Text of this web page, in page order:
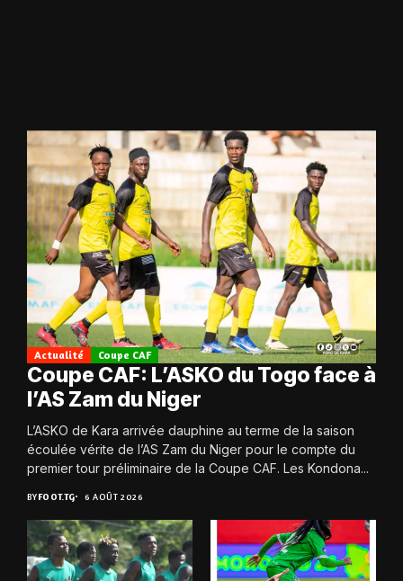
Actualité Coupe CAF
Coupe CAF: L’ASKO du Togo face à
l’AS Zam du Niger
L’ASKO de Kara arrivée dauphine au terme de la saison
écoulée vérite de l’AS Zam du Niger pour le compte du
premier tour préliminaire de la Coupe CAF. Les Kondona...
BYFOOT.TG 6 AOÛT 2026